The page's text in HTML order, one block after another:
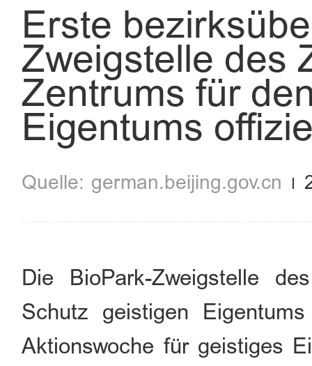
Erste
Zweigstelle des
Zentrums für
Eigentums
german.beijing.gov.cn
Die BioPark-Zweigstelle
Schutz geistigen
Aktionswoche für geistiges